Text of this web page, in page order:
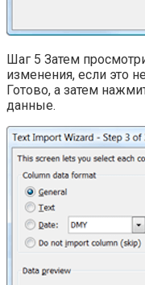
Шаг 5 Затем
изменения, если это
Готово, а затем
данные.